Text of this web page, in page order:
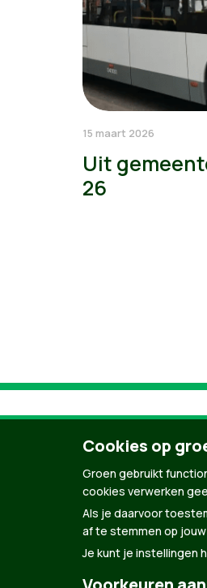
15 maart 2026
Uit
26
© Copyright Groen
Cookies op
Groen gebruikt
cookies verwerken
Als je daarvoor
af te stemmen op
Je kunt je instellingen